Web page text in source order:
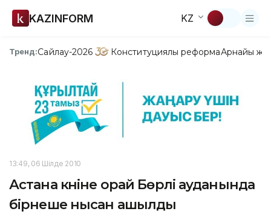
KAZINFORM KZ
Тренд:Сайлау-2026 Конституциялық реформаАрнайы
13:49, 06 Шілде 2010
Астана күніне орай Бөрлі ауданында
бірнеше нысан ашылды